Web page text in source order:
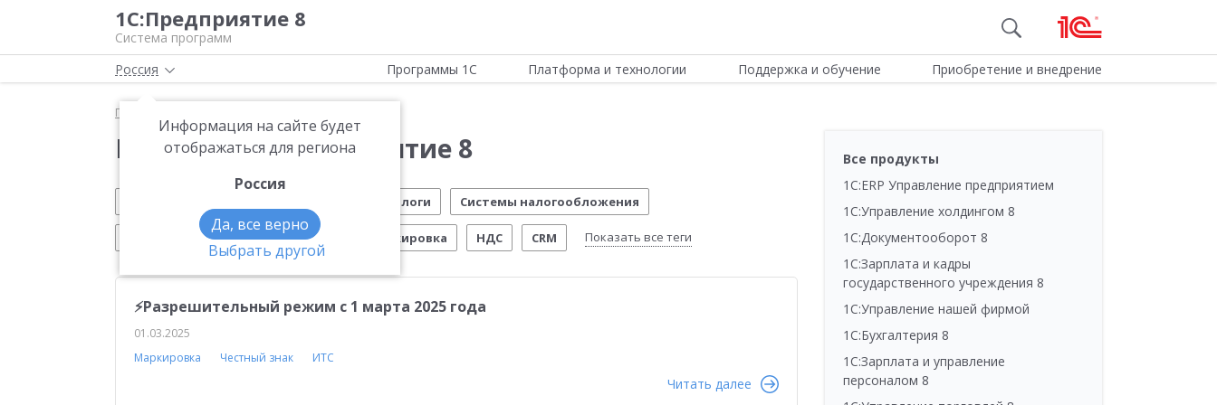
1С:Предприятие 8
Система программ
Россия
Информация на сайте будет
отображаться для региона
Россия
Да, все верно
Выбрать другой
Программы 1С Платформа и технологии Поддержка и обучение Приобретение и внедрение
Главная
Новости 1С:Предприятие 8
Налоги Системы налогообложения
Электронный документооборот Маркировка НДС CRM
Вебинар 1С
Показать все теги
Управление производством ИТС Отчетность по МСФО Новости Платформы
Платформа 1С:Предприятие 8 ЕГАИС Система управления предприятием
⚡️Разрешительный режим с 1 марта 2025 года
01.03.2025
Маркировка
Честный знак ИТС
Читать далее
Все продукты
1С:ERP Управление предприятием
1С:Управление холдингом 8
1С:Документооборот 8
1С:Зарплата и кадры
государственного учреждения 8
1С:Управление нашей фирмой
1С:Бухгалтерия 8
1С:Зарплата и управление
персоналом 8